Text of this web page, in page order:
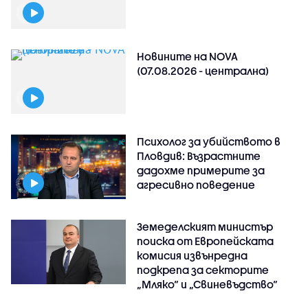
Новините на NOVA
(07.08.2026 - централна)
Психолог за убийството в
Пловдив: Възрастните
дадохме примерите за
агресивно поведение
Земеделският министър
поиска от Европейската
комисия извънредна
подкрепа за секторите
„Мляко“ и „Свиневъдство“